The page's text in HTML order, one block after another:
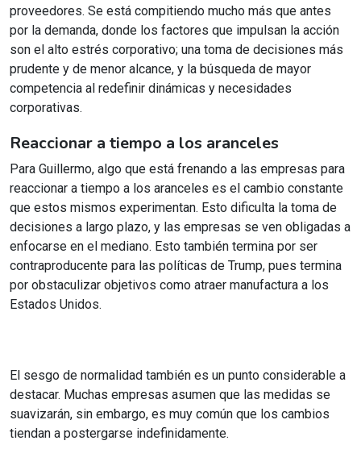
proveedores. Se está compitiendo mucho más que antes
por la demanda, donde los factores que impulsan la acción
son el alto estrés corporativo; una toma de decisiones más
prudente y de menor alcance, y la búsqueda de mayor
competencia al redefinir dinámicas y necesidades
corporativas.
Reaccionar a tiempo a los aranceles
Para Guillermo, algo que está frenando a las empresas para
reaccionar a tiempo a los aranceles es el cambio constante
que estos mismos experimentan. Esto dificulta la toma de
decisiones a largo plazo, y las empresas se ven obligadas a
enfocarse en el mediano. Esto también termina por ser
contraproducente para las políticas de Trump, pues termina
por obstaculizar objetivos como atraer manufactura a los
Estados Unidos.
El sesgo de normalidad también es un punto considerable a
destacar. Muchas empresas asumen que las medidas se
suavizarán, sin embargo, es muy común que los cambios
tiendan a postergarse indefinidamente.